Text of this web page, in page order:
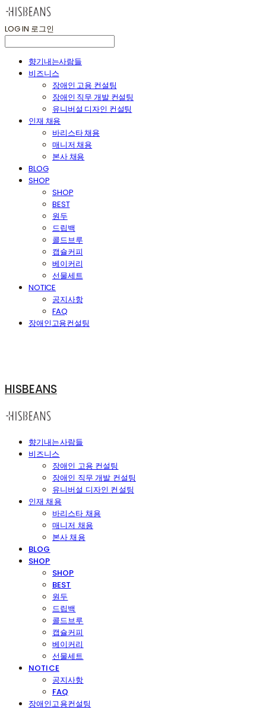
LOG IN 로그인
향기내는사람들
비즈니스
장애인 고용 컨설팅
장애인 직무 개발 컨설팅
유니버설 디자인 컨설팅
인재 채용
바리스타 채용
매니저 채용
본사 채용
BLOG
SHOP
SHOP
BEST
원두
드립백
콜드브루
캡슐커피
베이커리
선물세트
NOTICE
공지사항
FAQ
장애인고용컨설팅
HISBEANS
향기내는사람들
비즈니스
장애인 고용 컨설팅
장애인 직무 개발 컨설팅
유니버설 디자인 컨설팅
인재 채용
바리스타 채용
매니저 채용
본사 채용
BLOG
SHOP
SHOP
BEST
원두
드립백
콜드브루
캡슐커피
베이커리
선물세트
NOTICE
공지사항
FAQ
장애인고용컨설팅